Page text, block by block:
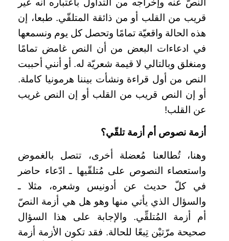
النصّ عنه وإخراجه من التداول باعتباره أنه غير
قريب من القلب أو من ذائقة المتلقّي. طبعا، إن
هذه الحالة واقعيّة تمامًا وتحصل كل يوم ونسمعها
في ادعاءات البعض من أن النص غامض تمامًا
ومنغلق وبالتالي لا قيمة شعريّة له. أو أنني أحببت
النص من أول قراءة ونشأت بيننا هرمونيا كاملة.
أو إن النص قريب من القلب أو إن النص غريب
عن القلب!
أزمة نصوص أم أزمة تلقّي؟
وهنا، تُطالعنا مُعضلة أخرى، تتصل بالغموض
واستعصاء النصوص على مُتلقّيها ـ ادّعاء حاضر
في كلّ حديث عن أدونيس وشعره، مثلا ـ
والسؤال الذي يأتي منها وهو هل هي أزمة النصّ
أم أزمة المُتلقِّي. والإجابة على هذا السؤال
صحيحة مرّتيْن تِبعًا للحالة. فقد تكون الأزمة أزمة